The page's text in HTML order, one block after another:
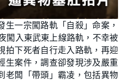
生一宗闖路軌「自殺」命案，
闖入東武東上線路軌，不幸被
拍下死者自行走入路軌，再迎
生案件，調查卻發現涉及嚴重
老闆「帶頭」霸凌，包括異物